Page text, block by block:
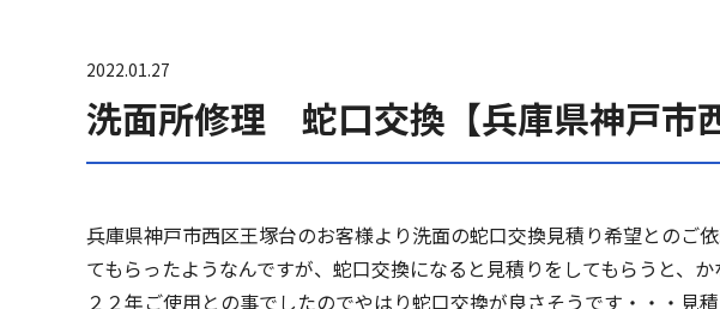
2022.01.27
洗面所修理 蛇口交換【兵庫県神戸市
兵庫県神戸市西区王塚台のお客様より洗面の蛇口交換見積り希望とのご
てもらったようなんですが、蛇口交換になると見積りをしてもらうと、
２２年ご使用との事でしたのでやはり蛇口交換が良さそうです・・・